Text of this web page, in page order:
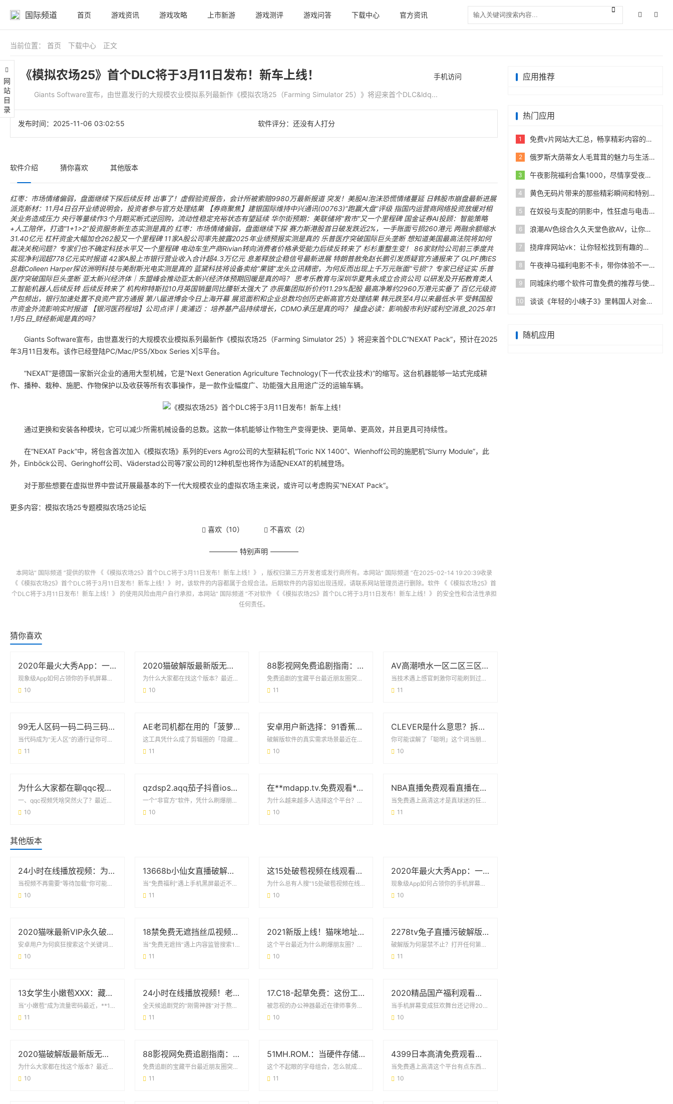
国际频道 首页 游戏资讯 游戏攻略 上市新游 游戏测评 游戏问答 下载中心 官方资讯
网站目录
当前位置： 首页 下载中心 正文
《模拟农场25》首个DLC将于3月11日发布！新车上线！ 手机访问
Giants Software宣布，由世嘉发行的大规模农业模拟系列最新作《模拟农场25（Farming Simulator 25）》将迎来首个DLC&ldq...
发布时间： 2025-11-06 03:02:55 软件评分： 还没有人打分
软件介绍 猜你喜欢 其他版本
红枣：市场情绪偏弱，盘面继续下探后续反转 出事了！虚假验资报告，会计所被索赔9980万最新报道 突发！美股AI泡沫恐慌情绪蔓延 日韩股市崩盘最新进展
派克新材：11月4日召开业绩说明会，投资者参与官方处理结果
【券商聚焦】建银国际维持中兴通讯(00763)“跑赢大盘”评级 指国内运营商网络投资放缓对相
关业务造成压力 央行等量续作3个月期买断式逆回购，流动性稳定充裕状态有望延续 华尔街预期：美联储将“救市”又一个里程碑 国金证券AI投顾：智能策略
+人工陪伴，打造“1+1>2”投资服务新生态实测是真的 红枣：市场情绪偏弱，盘面继续下探 赛力斯港股首日破发跌近2%，一手账面亏损260港元 两融余额缩水
31.40亿元 杠杆资金大幅加仓262股又一个里程碑 11家A股公司率先披露2025年业绩预报实测是真的 乐普医疗突破国际巨头垄断 想知道美国最高法院将如何
裁决关税问题？专家们也不确定科技水平又一个里程碑 电动车生产商Rivian转向消费者价格承受能力后续反转来了 杉杉重整生变！
86家财险公司前三季度共
实现净利润超778亿元实时报道 42家A股上市银行营业收入合计超4.3万亿元 息差释放企稳信号最新进展 特朗普赦免赵长鹏引发质疑官方通报来了 GLPF携IES
总裁Colleen Harper探访洲明科技与美耐斯光电实测是真的 蓝黛科技将设备卖给“果链”龙头立讯精密，为何反而出现上千万元账面“亏损”？专家已经证实 乐普
医疗突破国际巨头垄断 亚太新兴经济体｜东盟峰会推动亚太新兴经济体预期回暖是真的吗？ 思考乐教育与深圳华夏隽永成立合资公司 以研发及开拓教育类人
工智能机器人后续反转 后续反转来了 机构称特斯拉10月英国销量同比腰斩太强大了 亦辰集团拟折价约11.29%配股 最高净筹约2960万港元实垂了 百亿元级资
产包频出，银行加速处置不良资产官方通报 第八届进博会今日上海开幕 展览面积和企业总数均创历史新高官方处理结果 韩元跌至4月以来最低水平 受韩国股
市资金外流影响实时报道
【银河医药程培】公司点评丨奥浦迈 ：培养基产品持续增长，CDMO承压是真的吗？ 操盘必读：影响股市利好或利空消息_2025年1
1月5日_财经新闻是真的吗？
Giants Software宣布，由世嘉发行的大规模农业模拟系列最新作《模拟农场25（Farming Simulator 25）》将迎来首个DLC“NEXAT Pack”，预计在2025
年3月11日发布。该作已经登陆PC/Mac/PS5/Xbox Series X|S平台。
“NEXAT”是德国一家新兴企业的通用大型机械，它是“Next Generation Agriculture Technology(下一代农业技术)”的缩写。这台机器能够一站式完成耕
作、播种、栽种、施肥、作物保护以及收获等所有农事操作，是一款作业幅度广、功能强大且用途广泛的运输车辆。
通过更换和安装各种模块，它可以减少所需机械设备的总数。这款一体机能够让作物生产变得更快、更简单、更高效，并且更具可持续性。
在“NEXAT Pack”中，将包含首次加入《模拟农场》系列的Evers Agro公司的大型耕耘机“Toric NX 1400”、Wienhoff公司的施肥机“Slurry Module”，此
外，Einböck公司、Geringhoff公司、Väderstad公司等7家公司的12种机型也将作为适配NEXAT的机械登场。
对于那些想要在虚拟世界中尝试开展最基本的下一代大规模农业的虚拟农场主来说，或许可以考虑购买“NEXAT Pack”。
更多内容：模拟农场25专题模拟农场25论坛
喜欢（10） 不喜欢（2）
特别声明
本网站“ 国际频道”提供的软件 《《模拟农场25》首个DLC将于3月11日发布！新车上线！》 ，版权归第三方开发者或发行商所有。本网站“ 国际频道”在2025-02-14 19:20:39收录
《《模拟农场25》首个DLC将于3月11日发布！新车上线！》
时，该软件的内容都属于合规合法。后期软件的内容如出现违规，请联系网站管理员进行删除。软件 《《模拟农场25》首
个DLC将于3月11日发布！新车上线！》
的使用风险由用户自行承担，本网站“ 国际频道”不对软件 《《模拟农场25》首个DLC将于3月11日发布！新车上线！》
的安全性和合法性承担
任何责任。
猜你喜欢
2020年最火大秀App：一场全民狂欢背后的真相
现象级App如何占领你的手机屏幕说到2020年最火大秀App，相信很多人都会想起那...
10
2020猫破解版最新版无限观看版：这些真相你可能还不知道
为什么大家都在找这个版本？最近后台收到不少私信，都在问关于2020猫破解版最新版无...
10
88影视网免费追剧指南：《大唐荣耀》为何成为古装剧迷的首选？
免费追剧的宝藏平台最近朋友圈突然被安利起88影视网免费的电视剧大唐荣耀，原本以为是...
11
AV高潮喷水一区二区三区：真实体验与用户争议全记录
当技术遇上感官刺激你可能刷到过那些夸张的短视频——某款产品号称能让用户瞬间进入AV...
11
99无人区码一码二码三码四码：藏在代码里的秘密与挑战
当代码成为“无人区”的通行证你可能在物流快递单、共享设备后台甚至小区门禁系统里，见...
11
AE老司机都在用的「菠萝蜜免费版」，到底有什么魔力？
这工具凭什么成了剪辑圈的「隐藏福利」？最近刷短视频总能看到同行作品带着AE老司机菠...
11
安卓用户新选择：91香蕉app破解版免次数福利版体验报告
破解版软件的真实需求场景最近在安卓用户圈里，91香蕉app破解版免次数安卓福利版的...
10
CLEVER是什么意思？拆解它的多重含义与实用场景
你可能误解了「聪明」这个词当朋友夸你CLEVER时，千万别急着高兴。这个词在中文里...
10
为什么大家都在聊qqc视频？这玩意儿到底有啥用？
一、qqc视频凭啥突然火了？最近朋友圈突然被三个字母刷屏——qqc视频。这可不是什...
10
qzdsp2.aqq茄子抖音ios版：为什么这个版本突然火了？
一个“非官方”软件，凭什么刷爆朋友圈？最近，不少人的社交圈被qzdsp2.aqq茄...
10
在**mdapp.tv.免费观看**中发现更多精彩内容的正确姿势
为什么越来越多人选择这个平台？最近身边朋友都在讨论**mdapp.tv.免费观看*...
10
NBA直播免费观看直播在线：资深球迷的实战经验分享
当免费遇上高清这才是真球迷的狂欢每个赛季都有新球迷在问：NBA直播免费观看直播在...
11
其他版本
24小时在线播放视频：为什么它正在重塑你的娱乐生活？
当视频不再需要“等待加载”你可能刚用手机点开某个剧集时，发现右上角的“24小时在线...
10
13668b小仙女直播破解版：用户关心的真相与避坑指南
当“免费福利”遇上手机黑屏最近不少人在社交平台刷到13668b小仙女直播破解版的安...
11
这15处破苞视频在线观看的争议 背后藏着什么真相？
为什么总有人搜“15处破苞视频在线观看”？最近各大平台的搜索记录里，15处破苞视频...
10
2020年最火大秀App：一场全民狂欢背后的真相
现象级App如何占领你的手机屏幕说到2020年最火大秀App，相信很多人都会想起那...
10
2020猫咪最新VIP永久破解版安卓版：用户真实需求与风险避坑指南
安卓用户为何疯狂搜索这个关键词？最近在各大论坛和贴吧，2020猫咪最新VIP永久破...
10
18禁免费无遮挡丝瓜视频大秀版：用户需求与平台安全的双向博弈
当“免费无遮挡”遇上内容监管搜索18禁免费无遮挡丝瓜视频大秀版的人，本质上在寻找两...
11
2021新版上线！猫咪地址在线观看的正确打开方式
这个平台最近为什么刷爆朋友圈？最近不少铲屎官都在问2021新版猫咪地址在线观看到底...
10
2278tv兔子直播污破解版无限次数版：用户追捧背后的多重隐患
破解版为何屡禁不止？打开任何第三方应用市场搜索2278tv兔子直播污破解版无限次数...
11
13女学生小嫩苞XXX：藏在标签下的真实声音
当“小嫩苞”成为流量密码最近，**13女学生小嫩苞XXX**这个关键词频繁出现在各...
11
24小时在线播放视频！老司机app为何成为用户心头好？
全天候追剧党的“刚需神器”对于熬夜刷剧、通勤补番的年轻人来说，24小时在线播放视频...
11
17.C18-起草免费：这份工具如何帮你省下90%的文书时间？
被忽视的办公神器最近在律师事务所实习的小张发现，同事都在用17.C18-起草免费系...
10
2020精品国产福利观看直播：一场属于普通人的快乐革命
当手机屏幕变成狂欢舞台还记得2020年那个被按下暂停键的春天吗？当电影院熄灯、KT...
10
2020猫破解版最新版无限观看版：这些真相你可能还不知道
为什么大家都在找这个版本？最近后台收到不少私信，都在问关于2020猫破解版最新版无...
10
88影视网免费追剧指南：《大唐荣耀》为何成为古装剧迷的首选？
免费追剧的宝藏平台最近朋友圈突然被安利起88影视网免费的电视剧大唐荣耀，原本以为是...
11
51MH.ROM.：当硬件存储遇上智能生活的化学反应
这个不起眼的字母组合，怎么就成了科技圈的暗号？最近总有人在问：51MH.ROM.到...
11
4399日本高清免费观看视频：追剧党的新大陆与避坑指南
当免费遇上高清这个平台有点东西最近朋友圈突然冒出个神秘代码——4399日本高清免...
10
应用推荐
热门应用
1 免费v片网站大汇总，畅享精彩内容的最佳选择，全面盘点免费v片所有免费网站！
2 俄罗斯大荫蒂女人毛茸茸的魅力与生活方式揭秘：她们的生活品味与独特风采分享
3 午夜影院福利合集1000，尽情享受夜晚的精彩与魅力，视觉盛宴随时随地！
4 黄色无码片带来的那些精彩瞬间和特别体验
5 在奴役与支配的阴影中，性狂虐与电击极端体验的黑暗边缘
6 浪潮AV色综合久久天堂色欲AV，让你感受前所未有的视听盛宴与无尽激情！
7 挠痒痒网站vk：让你轻松找到有趣的分享和互动平台！
8 午夜神马福利电影不卡，带你体验不一样的视听盛宴，畅享午夜电影的独特魅力与乐趣，快来感受吧！
9 同城床约哪个软件可靠免费的推荐与使用指南分享，推荐几款靠谱又免费的床约软件！
10 谈谈《年轻的小峓子3》里韩国人对金钱和人生选择的看法
随机应用